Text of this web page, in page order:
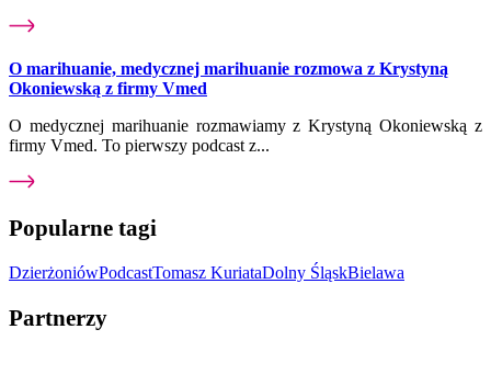
O marihuanie, medycznej marihuanie rozmowa z Krystyną
Okoniewską z firmy Vmed
O medycznej marihuanie rozmawiamy z Krystyną Okoniewską z
firmy Vmed. To pierwszy podcast z...
Popularne tagi
DzierżoniówPodcastTomasz KuriataDolny ŚląskBielawa
Partnerzy